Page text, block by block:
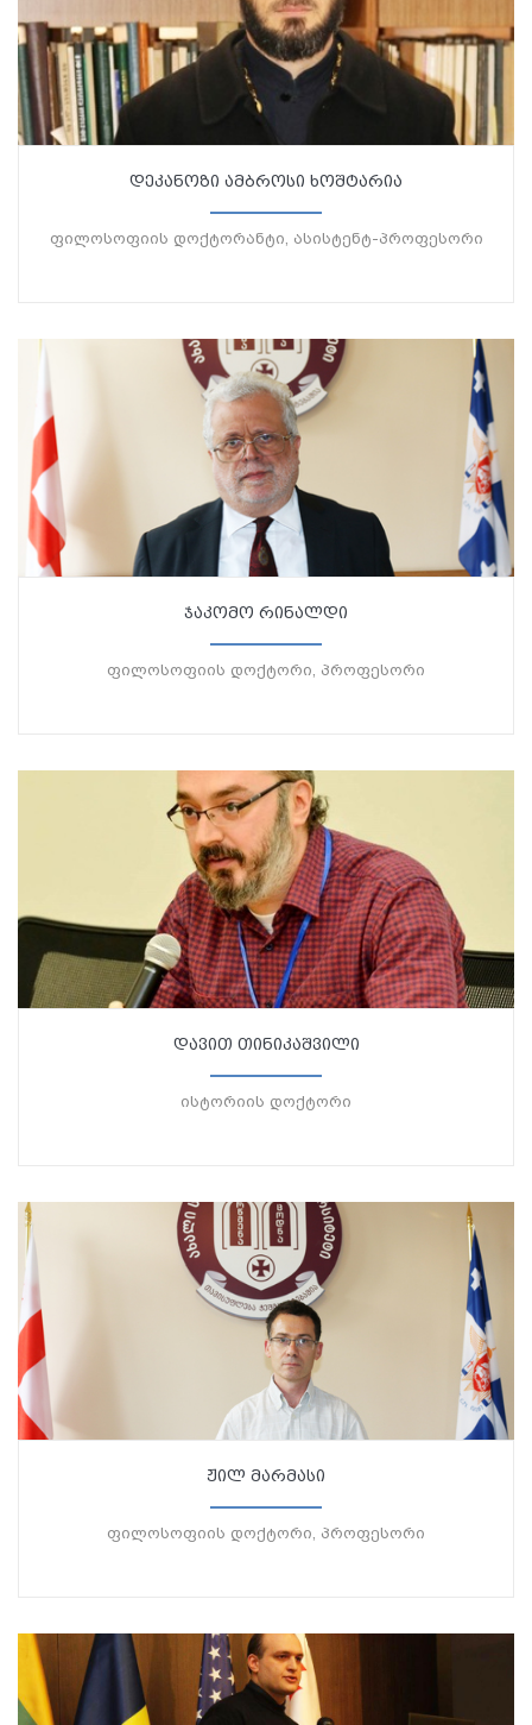
დეკანოზი ამბროსი ხოშტარია
ფილოსოფიის დოქტორანტი, ასისტენტ-პროფესორი
ჯაკომო რინალდი
ფილოსოფიის დოქტორი, პროფესორი
დავით თინიკაშვილი
ისტორიის დოქტორი
ჟილ მარმასი
ფილოსოფიის დოქტორი, პროფესორი